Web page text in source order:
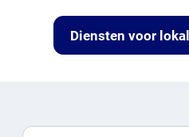
Diensten voor